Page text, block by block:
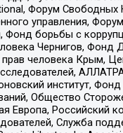
Форум Свободных
управления,
Фонд борьбы с
Чернигов, Фонд
человека Крым,
институт,
Общество
Европа, Российский
Служба